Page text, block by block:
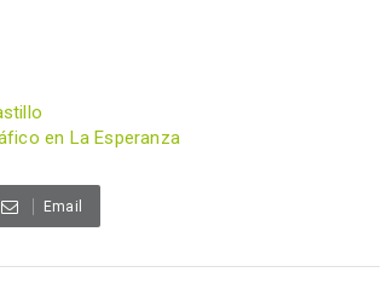
en La Esperanza
Email